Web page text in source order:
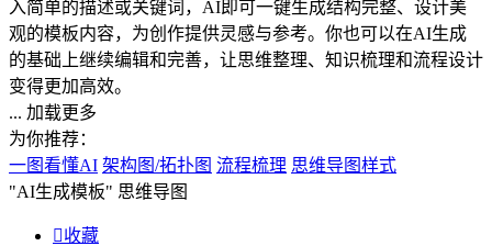
入简单的描述或关键词，AI即可一键生成结构完整、设计美
观的模板内容，为创作提供灵感与参考。你也可以在AI生成
的基础上继续编辑和完善，让思维整理、知识梳理和流程设计
变得更加高效。
... 加载更多
为你推荐：
一图看懂AI 架构图/拓扑图 流程梳理 思维导图样式
"AI生成模板" 思维导图
收藏